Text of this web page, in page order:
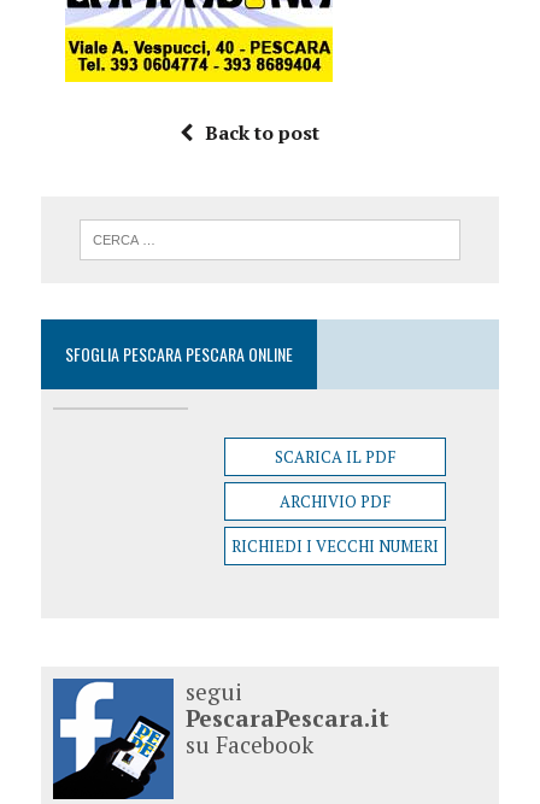
Back to post
SFOGLIA PESCARA PESCARA ONLINE
SCARICA IL PDF
ARCHIVIO PDF
RICHIEDI I VECCHI NUMERI
segui
PescaraPescara.it
su Facebook